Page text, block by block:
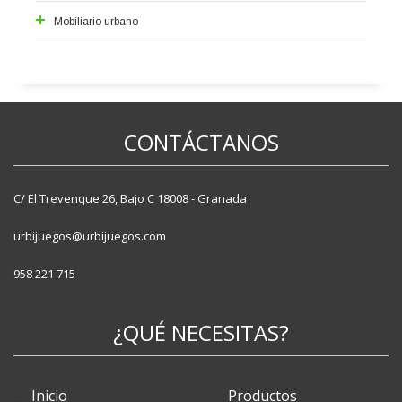
Mobiliario urbano
Papeleras
Vallas
CONTÁCTANOS
C/ El Trevenque 26, Bajo C 18008 - Granada
urbijuegos@urbijuegos.com
958 221 715
¿QUÉ NECESITAS?
Inicio Productos